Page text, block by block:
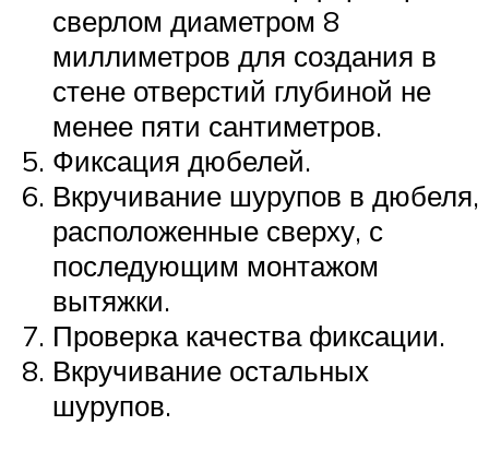
сверлом диаметром 8
миллиметров для создания в
стене отверстий глубиной не
менее пяти сантиметров.
Фиксация дюбелей.
Вкручивание шурупов в дюбеля,
расположенные сверху, с
последующим монтажом
вытяжки.
Проверка качества фиксации.
Вкручивание остальных
шурупов.